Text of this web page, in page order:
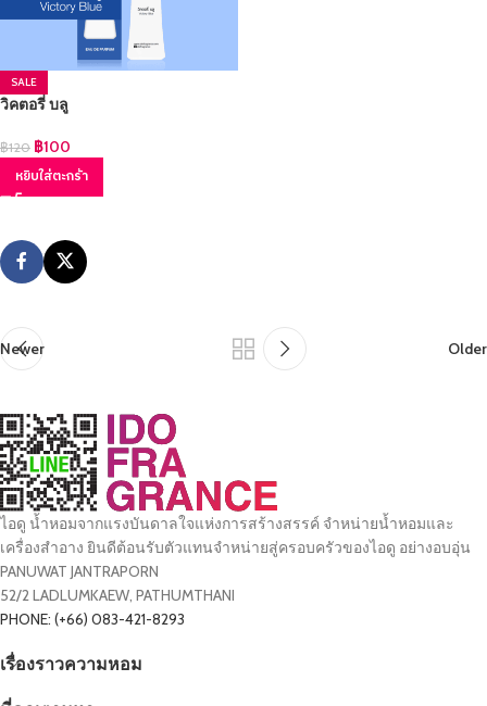
SALE
วิคตอรี่ บลู
฿120 ฿100
หยิบใส่ตะกร้า
Newer Older
ไอดู น้ำหอมจากแรงบันดาลใจแห่งการสร้างสรรค์ จำหน่ายน้ำหอมและ
เครื่องสำอาง ยินดีต้อนรับตัวแทนจำหน่ายสู่ครอบครัวของไอดู อย่างอบอุ่น
PANUWAT JANTRAPORN
52/2 LADLUMKAEW, PATHUMTHANI
PHONE: (+66) 083-421-8293
เรื่องราวความหอม